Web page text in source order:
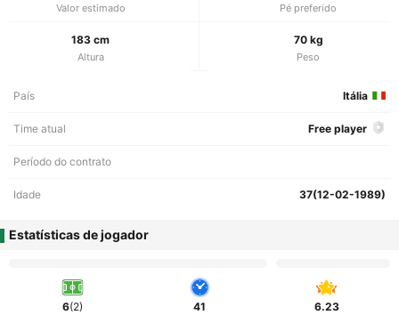
Valor estimado Pé preferido
183 cm
Altura
70 kg
Peso
País Itália
Time atual Free player
Período do contrato
Idade 37(12-02-1989)
Estatísticas de jogador
6(2) 41 6.23